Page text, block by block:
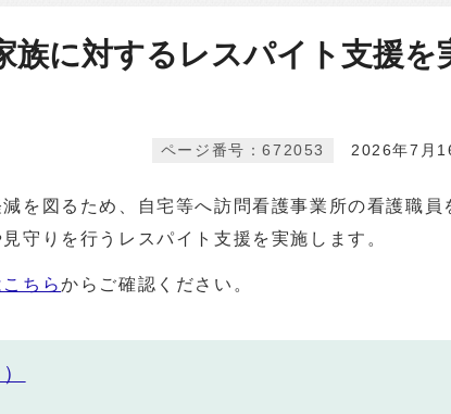
族に対するレスパイト支援を
2026年7月
ページ番号：672053
を図るため、自宅等へ訪問看護事業所の看護職員
守りを行うレスパイト支援を実施します。
ちらからご確認ください。